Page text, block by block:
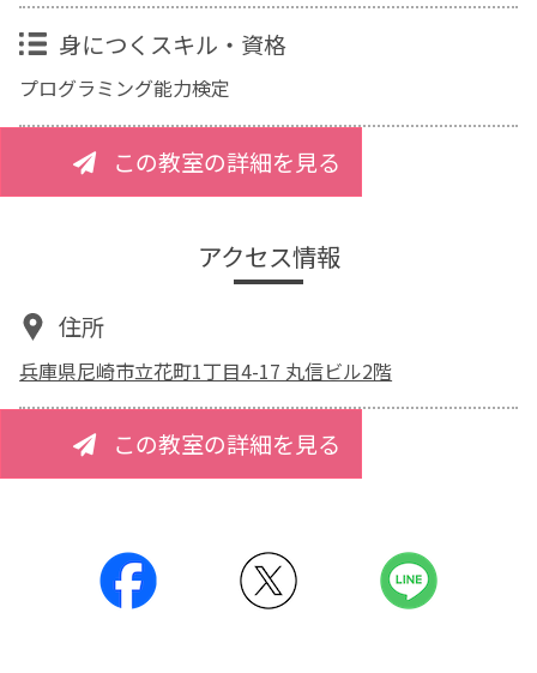
身につくスキル・資格
プログラミング能力検定
この教室の詳細を見る
アクセス情報
住所
兵庫県尼崎市立花町1丁目4-17 丸信ビル2階
この教室の詳細を見る